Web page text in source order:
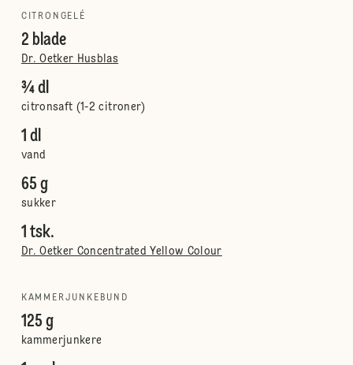
CITRONGELÉ
2 blade
Dr. Oetker Husblas
¾ dl
citronsaft (1-2 citroner)
1 dl
vand
65 g
sukker
1 tsk.
Dr. Oetker Concentrated Yellow Colour
KAMMERJUNKEBUND
125 g
kammerjunkere